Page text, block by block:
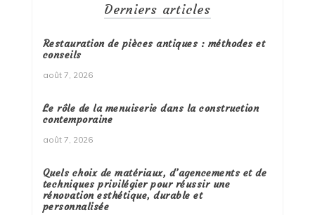
Derniers articles
Restauration de pièces antiques : méthodes et
conseils
août 7, 2026
Le rôle de la menuiserie dans la construction
contemporaine
août 7, 2026
Quels choix de matériaux, d’agencements et de
techniques privilégier pour réussir une
rénovation esthétique, durable et
personnalisée